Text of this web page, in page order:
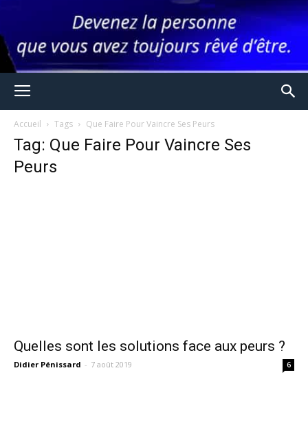
Accueil Tags Que Faire Pour Vaincre Ses Peurs
Tag: Que Faire Pour Vaincre Ses
Peurs
Quelles sont les solutions face aux peurs ?
Didier Pénissard - 7 août 2019 6